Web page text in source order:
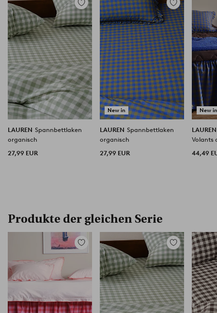
Zu
Favoriten
hinzufügen
LAUREN Spannbettlaken
organisch
27,99 EUR
New in
Zu
Favoriten
hinzufügen
LAUREN Spannbettlaken
organisch
27,99 EUR
New
Volants organisch Höhe 45
44,49
Produkte der gleichen Serie
Zu
Favoriten
hinzufügen
Zu
Favoriten
hinzufügen